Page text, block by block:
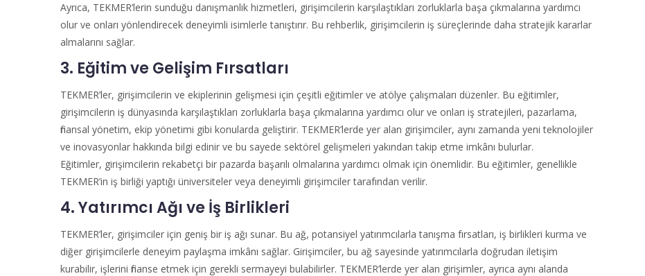
Ayrıca, TEKMER’lerin sunduğu danışmanlık hizmetleri, girişimcilerin karşılaştıkları zorluklarla başa çıkmalarına yardımcı
olur ve onları yönlendirecek deneyimli isimlerle tanıştırır. Bu rehberlik, girişimcilerin iş süreçlerinde daha stratejik kararlar
almalarını sağlar.
3. Eğitim ve Gelişim Fırsatları
TEKMER’ler, girişimcilerin ve ekiplerinin gelişmesi için çeşitli eğitimler ve atölye çalışmaları düzenler. Bu eğitimler,
girişimcilerin iş dünyasında karşılaştıkları zorluklarla başa çıkmalarına yardımcı olur ve onları iş stratejileri, pazarlama,
finansal yönetim, ekip yönetimi gibi konularda geliştirir. TEKMER’lerde yer alan girişimciler, aynı zamanda yeni teknolojiler
ve inovasyonlar hakkında bilgi edinir ve bu sayede sektörel gelişmeleri yakından takip etme imkânı bulurlar.
Eğitimler, girişimcilerin rekabetçi bir pazarda başarılı olmalarına yardımcı olmak için önemlidir. Bu eğitimler, genellikle
TEKMER’in iş birliği yaptığı üniversiteler veya deneyimli girişimciler tarafından verilir.
4. Yatırımcı Ağı ve İş Birlikleri
TEKMER’ler, girişimciler için geniş bir iş ağı sunar. Bu ağ, potansiyel yatırımcılarla tanışma fırsatları, iş birlikleri kurma ve
diğer girişimcilerle deneyim paylaşma imkânı sağlar. Girişimciler, bu ağ sayesinde yatırımcılarla doğrudan iletişim
kurabilir, işlerini finanse etmek için gerekli sermayeyi bulabilirler. TEKMER’lerde yer alan girişimler, ayrıca aynı alanda